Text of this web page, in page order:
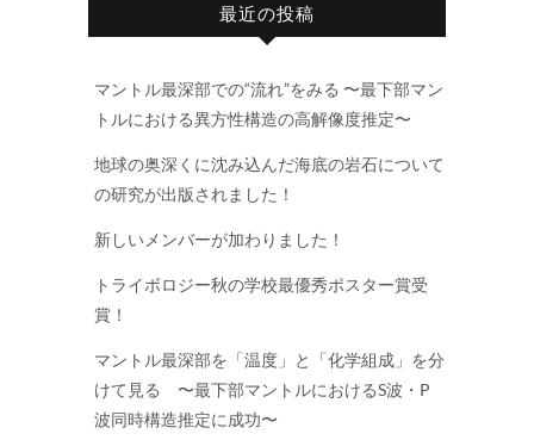
最近の投稿
マントル最深部での“流れ”をみる 〜最下部マン
トルにおける異方性構造の高解像度推定〜
地球の奥深くに沈み込んだ海底の岩石について
の研究が出版されました！
新しいメンバーが加わりました！
トライボロジー秋の学校最優秀ポスター賞受
賞！
マントル最深部を「温度」と「化学組成」を分
けて見る 〜最下部マントルにおけるS波・P
波同時構造推定に成功〜